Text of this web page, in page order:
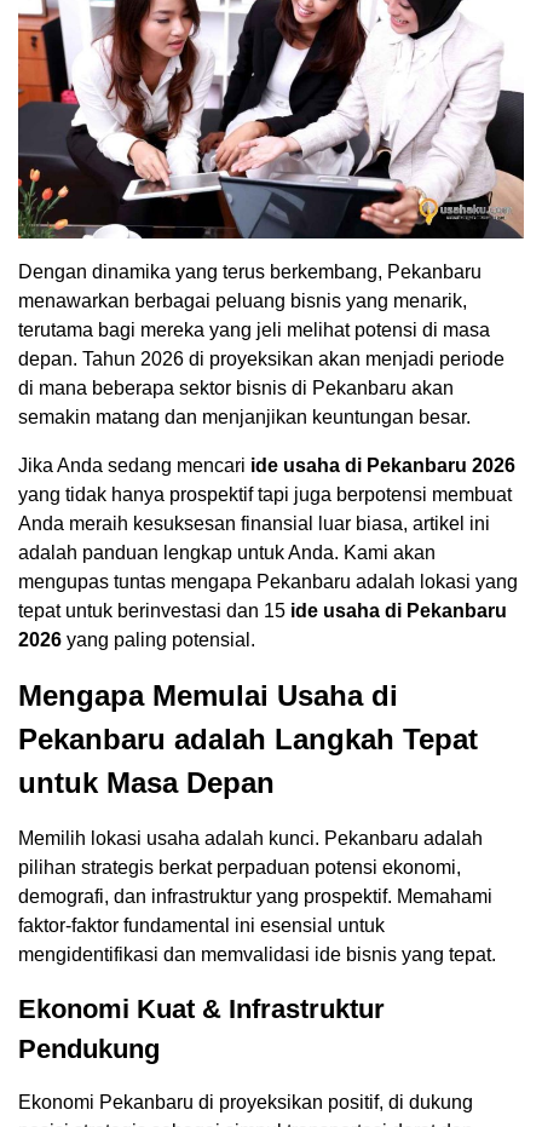
Dengan dinamika yang terus berkembang, Pekanbaru
menawarkan berbagai peluang bisnis yang menarik,
terutama bagi mereka yang jeli melihat potensi di masa
depan. Tahun 2026 di proyeksikan akan menjadi periode
di mana beberapa sektor bisnis di Pekanbaru akan
semakin matang dan menjanjikan keuntungan besar.
Jika Anda sedang mencari ide usaha di Pekanbaru 2026
yang tidak hanya prospektif tapi juga berpotensi membuat
Anda meraih kesuksesan finansial luar biasa, artikel ini
adalah panduan lengkap untuk Anda. Kami akan
mengupas tuntas mengapa Pekanbaru adalah lokasi yang
tepat untuk berinvestasi dan 15 ide usaha di Pekanbaru
2026 yang paling potensial.
Mengapa Memulai Usaha di
Pekanbaru adalah Langkah Tepat
untuk Masa Depan
Memilih lokasi usaha adalah kunci. Pekanbaru adalah
pilihan strategis berkat perpaduan potensi ekonomi,
demografi, dan infrastruktur yang prospektif. Memahami
faktor-faktor fundamental ini esensial untuk
mengidentifikasi dan memvalidasi ide bisnis yang tepat.
Ekonomi Kuat & Infrastruktur
Pendukung
Ekonomi Pekanbaru di proyeksikan positif, di dukung